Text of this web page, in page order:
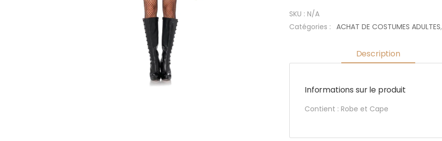
SKU : N/A
Catégories : ACHAT DE COSTUMES ADULTES,
Description
Informations sur le produit
Contient : Robe et Cape